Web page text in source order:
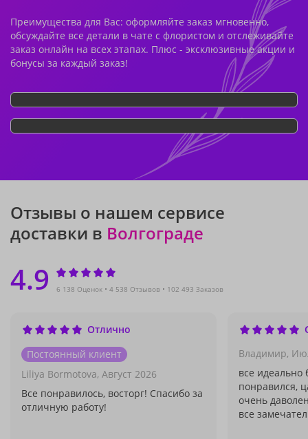
Преимущества для Вас: оформляйте заказ мгновенно,
обсуждайте все детали в чате с флористом и отслеживайте
заказ онлайн на всех этапах. Плюс - эксклюзивные акции и
бонусы за каждый заказ!
Отзывы о нашем сервисе
доставки в Волгограде
4.9 6 138 Оценок 4 538 Отзывов 102 493 Заказов
Отлично
Постоянный клиент
Liliya Bormotova, Август 2026
Все понравилось, восторг! Спасибо за
отличную работу!
Владимир,
все идеально
понравился,
очень
все